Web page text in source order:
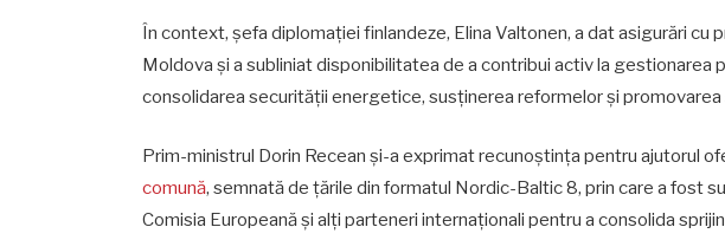
În context, șefa diplomației finlandeze, Elina Valtonen, a dat asigurări cu
Moldova și a subliniat disponibilitatea de a contribui activ la gestionarea
consolidarea securității energetice, susținerea reformelor și
Prim-ministrul Dorin Recean și-a exprimat recunoștința pentru ajutorul
comună, semnată de țările din formatul Nordic-Baltic 8, prin care a fost
Comisia Europeană și alți parteneri internaționali pentru a consolida